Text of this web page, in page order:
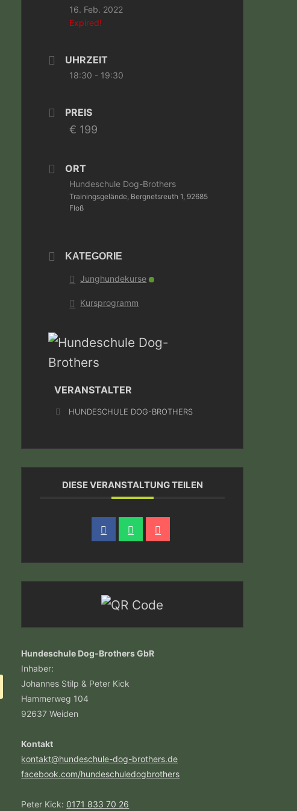
16. Feb. 2022
Expired!
UHRZEIT
18:30 - 19:30
PREIS
€ 199
ORT
Hundeschule Dog-Brothers
Trainingsgelände, Bergnetsreuth 1, 92685
Floß
KATEGORIE
Junghundekurse
Kursprogramm
VERANSTALTER
HUNDESCHULE DOG-BROTHERS
DIESE VERANSTALTUNG TEILEN
Hundeschule Dog-Brothers GbR
Inhaber:
Johannes Stilp & Peter Kick
Hammerweg 104
92637 Weiden
Kontakt
kontakt@hundeschule-dog-brothers.de
facebook.com/hundeschuledogbrothers
Peter Kick: 0171 833 70 26